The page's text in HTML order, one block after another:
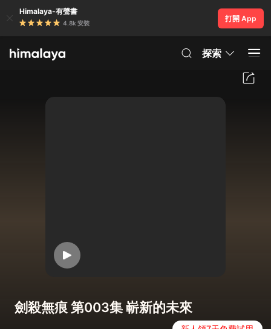
Himalaya-有聲書
4.8k 安裝
打開 App
探索
劍殺無痕 第003集 嶄新的未來